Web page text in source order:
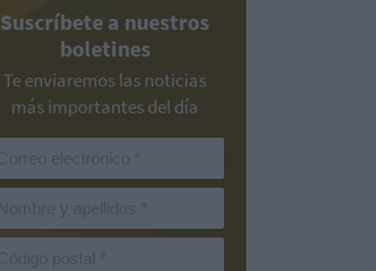
Suscríbete a nuestros
boletines
Te enviaremos las noticias
más importantes del día